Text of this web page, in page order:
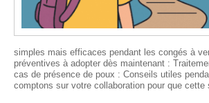
simples mais efficaces pendant les congés à
préventives à adopter dès maintenant :
cas de présence de poux : Conseils utiles
comptons sur votre collaboration pour que cette